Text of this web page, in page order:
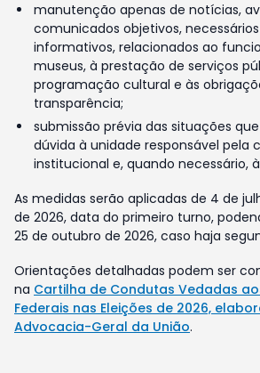
manutenção apenas de notícias,
comunicados objetivos,
informativos, relacionados ao
museus, à prestação de serviços
programação cultural e às
transparência;
submissão prévia das situações
dúvida à unidade responsável pela
institucional e, quando necessário,
As medidas serão aplicadas de 4 de
de 2026, data do primeiro turno,
25 de outubro de 2026, caso haja
Orientações detalhadas podem ser
na Cartilha de Condutas Vedadas
Federais nas Eleições de 2026,
Advocacia-Geral da União.